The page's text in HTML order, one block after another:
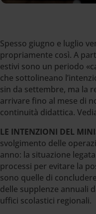
Spesso giugno e luglio
propriamente così. A
estivi sono un periodo
che sottolineano
sin da settembre, ma la
arrivare fino al mese di
continuità didattica.
LE INTENZIONI DEL
svolgimento delle
anno: la situazione
processi per evitare la
sono quelle di
delle supplenze annuali
uffici scolastici regionali.